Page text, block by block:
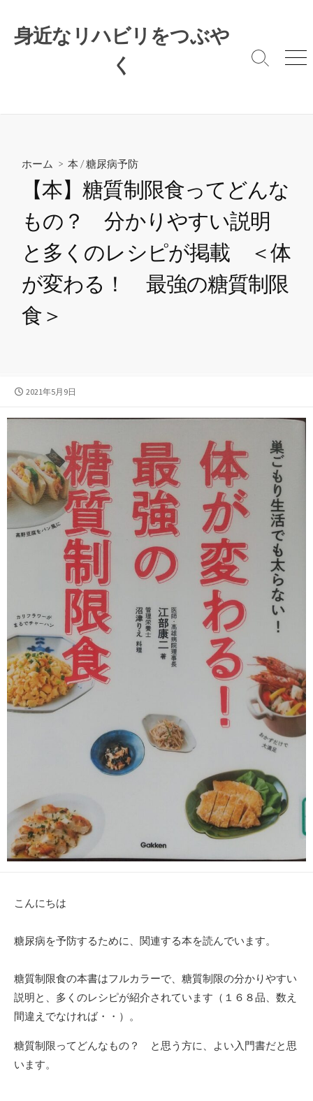
ス
身近なリハビリをつぶや
く
検
メ
ホーム > 本 /糖尿病予防
【本】糖質制限食ってどんな
もの？ 分かりやすい説明
と多くのレシピが掲載 ＜体
が変わる！ 最強の糖質制限
食＞
公
日
2021年5月9日
こんにちは
糖尿病を予防するために、関連する本を読んでいます。
糖質制限食の本書はフルカラーで、糖質制限の分かりやすい
説明と、多くのレシピが紹介されています（１６８品、数え
間違えでなければ・・）。
糖質制限ってどんなもの？ と思う方に、よい入門書だと思
います。